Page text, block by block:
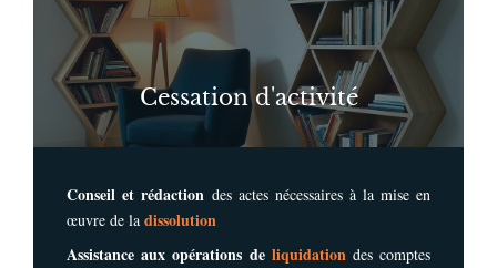
Cessation d'activité
Conseil et rédaction des actes nécessaires à la mise en
œuvre de la dissolution
Assistance aux opérations de liquidation des comptes